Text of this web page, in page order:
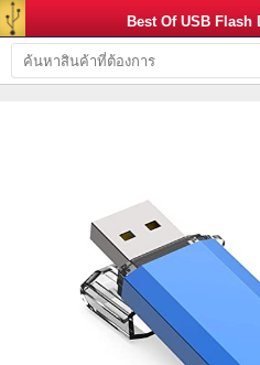
Best Of USB